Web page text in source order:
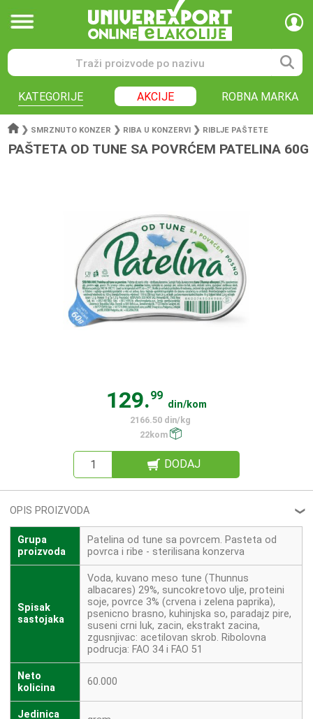
KATEGORIJE AKCIJE ROBNA MARKA
❯ SMRZNUTO KONZER ❯ RIBA U KONZERVI ❯ RIBLJE PAŠTETE
PAŠTETA OD TUNE SA POVRĆEM PATELINA 60G
129.99
din/kom
2166.50 din/kg
22kom
DODAJ
OPIS PROIZVODA ❮
Grupa
proizvoda
Patelina od tune sa povrcem. Pasteta od
povrca i ribe - sterilisana konzerva
Spisak
sastojaka
Voda, kuvano meso tune (Thunnus
albacares) 29%, suncokretovo ulje, proteini
soje, povrce 3% (crvena i zelena paprika),
psenicno brasno, kuhinjska so, paradajz pire,
suseni crni luk, zacin, ekstrakt zacina,
zgusnjivac: acetilovan skrob. Ribolovna
podrucja: FAO 34 i FAO 51
Neto
kolicina
60.000
Jedinica